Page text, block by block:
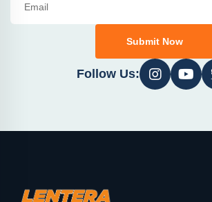
Submit Now
Follow Us: